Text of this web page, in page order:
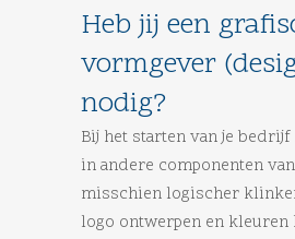
Heb jij een
vormgever
nodig?
Bij het starten van je
in andere componenten
misschien logischer
logo ontwerpen en